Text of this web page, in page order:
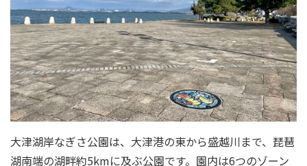
大津湖岸なぎさ公園は、大津港の東から盛越川まで、琵琶
湖南端の湖畔約5kmに及ぶ公園です。園内は6つのゾーン